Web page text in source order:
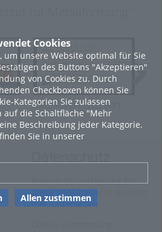
Cookies
um unsere Website optimal für Sie
des Buttons "Akzeptieren"
von Cookies zu. Durch
Checkboxen können Sie
Kategorien Sie zulassen
auf die Schaltfläche "Mehr
Beschreibung jeder Kategorie.
Sie in unserer
Allen zustimmen
für Metallformung"
SS22-FoPD-Lecture-11:
Case study of Tensile
Tests
Datenschutzerklärung für
diese ViMP-basierte Website
inkl. Unterseiten